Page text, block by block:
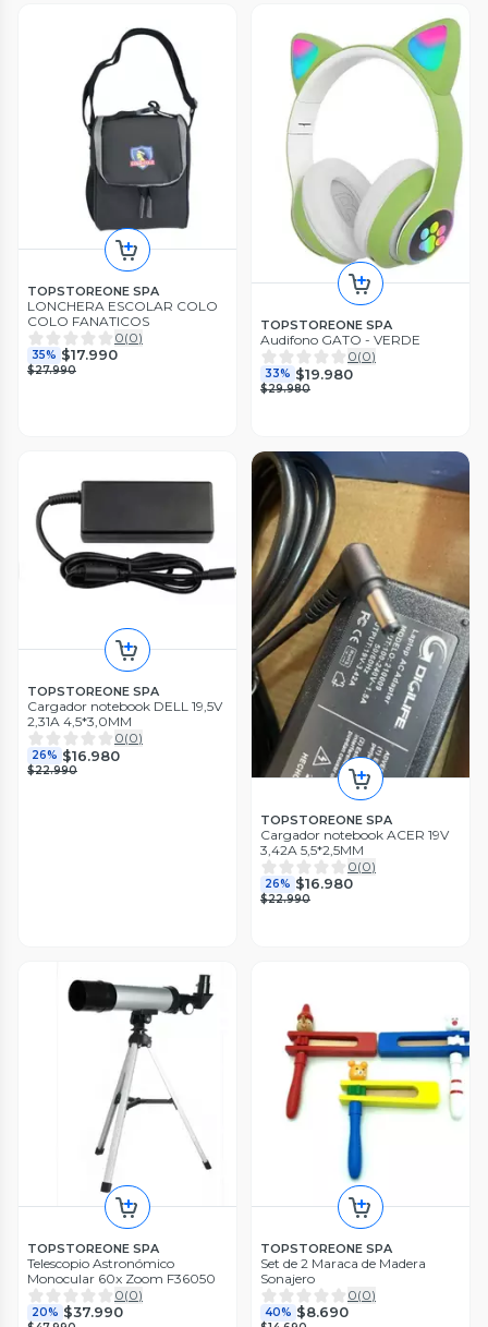
TOPSTOREONE SPA
LONCHERA ESCOLAR COLO
COLO FANATICOS
0(0)
35% $17.990
$27.990
TOPSTOREONE SPA
Audifono GATO - VERDE
0(0)
33% $19.980
$29.980
TOPSTOREONE SPA
Cargador notebook DELL 19,5V
2,31A 4,5*3,0MM
0(0)
26% $16.980
$22.990
TOPSTOREONE SPA
Cargador notebook ACER 19V
3,42A 5,5*2,5MM
0(0)
26% $16.980
$22.990
TOPSTOREONE SPA
Telescopio Astronómico
Monocular 60x Zoom F36050
0(0)
20% $37.990
TOPSTOREONE SPA
Set de 2 Maraca de Madera
Sonajero
0(0)
40% $8.690